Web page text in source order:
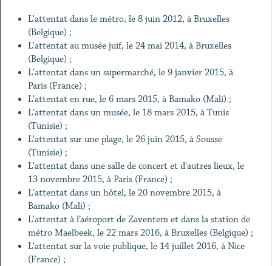
L'attentat dans le métro, le 8 juin 2012, à Bruxelles
(Belgique) ;
L'attentat au musée juif, le 24 mai 2014, à Bruxelles
(Belgique) ;
L'attentat dans un supermarché, le 9 janvier 2015, à
Paris (France) ;
L'attentat en rue, le 6 mars 2015, à Bamako (Mali) ;
L'attentat dans un musée, le 18 mars 2015, à Tunis
(Tunisie) ;
L'attentat sur une plage, le 26 juin 2015, à Sousse
(Tunisie) ;
L'attentat dans une salle de concert et d'autres lieux, le
13 novembre 2015, à Paris (France) ;
L'attentat dans un hôtel, le 20 novembre 2015, à
Bamako (Mali) ;
L'attentat à l’aéroport de Zaventem et dans la station de
métro Maelbeek, le 22 mars 2016, à Bruxelles (Belgique) ;
L'attentat sur la voie publique, le 14 juillet 2016, à Nice
(France) ;